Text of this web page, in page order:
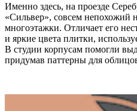
Именно здесь, на проезде
«Сильвер», совсем непохожий
многоэтажки. Отличает его
и яркие цвета плитки,
В студии корпусам помогли
придумав паттерны для